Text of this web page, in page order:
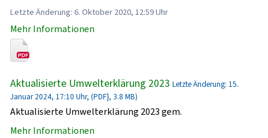
Letzte Änderung: 6. Oktober 2020, 12:59 Uhr
Mehr Informationen
Aktualisierte Umwelterklärung 2023 Letzte Änderung: 15.
Januar 2024, 17:10 Uhr, (PDF}, 3.8 MB)
Aktualisierte Umwelterklärung 2023 gem.
Mehr Informationen